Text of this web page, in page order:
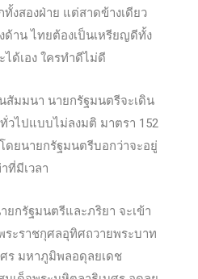
งสองฝ่าย แต่สาดข้างเดียว
าน ไทยต้องเป็นเหรียญดีทั้ง
ด้เอง ใครทำดีไม่ดี
สัมมนา นายกรัฐมนตรีจะเดิน
วไปแบบไม่ลงมติ มาตรา 152
ยนายกรัฐมนตรีบอกว่าจะอยู่
ที่มีเวลา
ยกรัฐมนตรีและภริยา จะเข้า
ะราชกุศลอุทิศถวายพระบาท
ร มหาภูมิพลอดุลยเดช